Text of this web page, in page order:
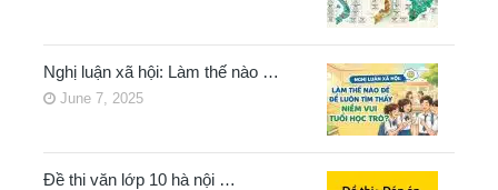
Nghị luận xã hội: Làm thế nào …
June 7, 2025
Đề thi văn lớp 10 hà nội …